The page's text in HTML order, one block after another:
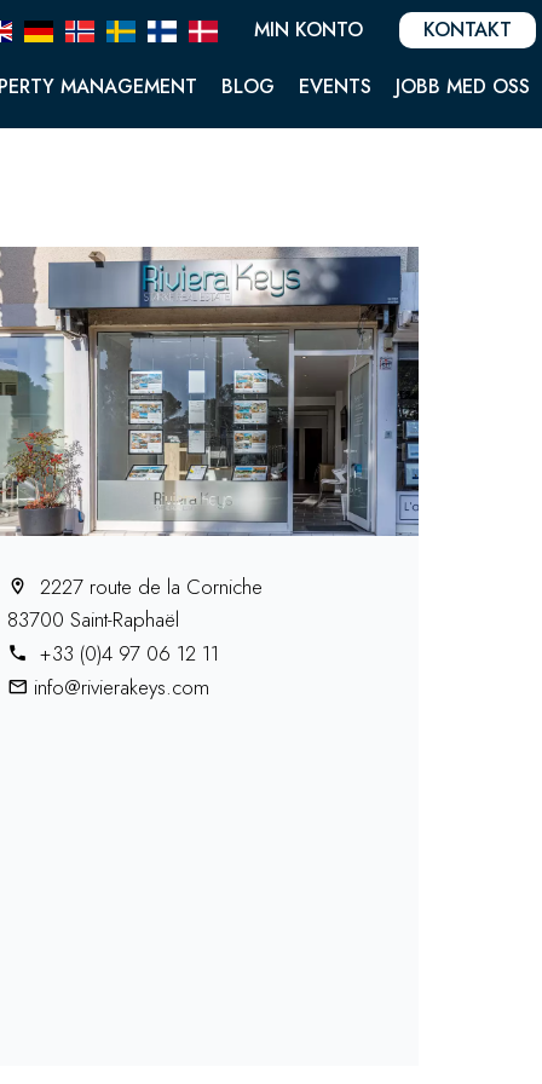
MIN KONTO KONTAKT
MANAGEMENT BLOG EVENTS JOBB MED OSS
2227 route de la Corniche
83700 Saint-Raphaël
+33 (0)4 97 06 12 11
info@rivierakeys.com